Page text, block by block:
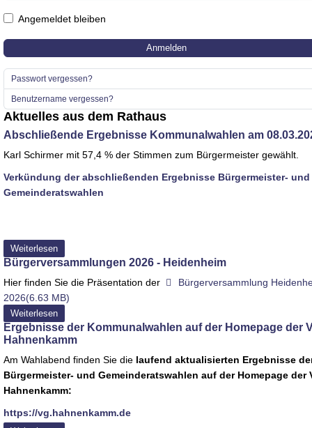
Angemeldet bleiben
Anmelden
Passwort vergessen?
Benutzername vergessen?
Aktuelles aus dem Rathaus
Abschließende Ergebnisse Kommunalwahlen am
Karl Schirmer mit 57,4 % der Stimmen zum Bürgermeister gewählt.
Verkündung der abschließenden Ergebnisse Bürgermeister- und
Gemeinderatswahlen
Weiterlesen
Bürgerversammlungen 2026 - Heidenheim
Hier finden Sie die Präsentation der pdf
Bürgerversammlung
2026(6.63 MB)
Weiterlesen
Ergebnisse der Kommunalwahlen auf der Homepage der
Hahnenkamm
Am Wahlabend finden Sie die laufend aktualisierten Ergebnisse
Bürgermeister- und Gemeinderatswahlen auf der Homepage der
Hahnenkamm:
https://vg.hahnenkamm.de